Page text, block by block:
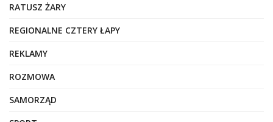
RATUSZ ŻARY
REGIONALNE CZTERY ŁAPY
REKLAMY
ROZMOWA
SAMORZĄD